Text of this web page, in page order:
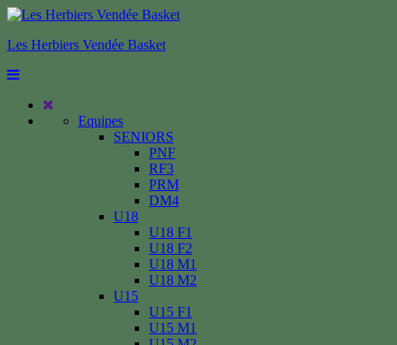
Les Herbiers Vendée Basket
Equipes
SENIORS
PNF
RF3
PRM
DM4
U18
U18 F1
U18 F2
U18 M1
U18 M2
U15
U15 F1
U15 M1